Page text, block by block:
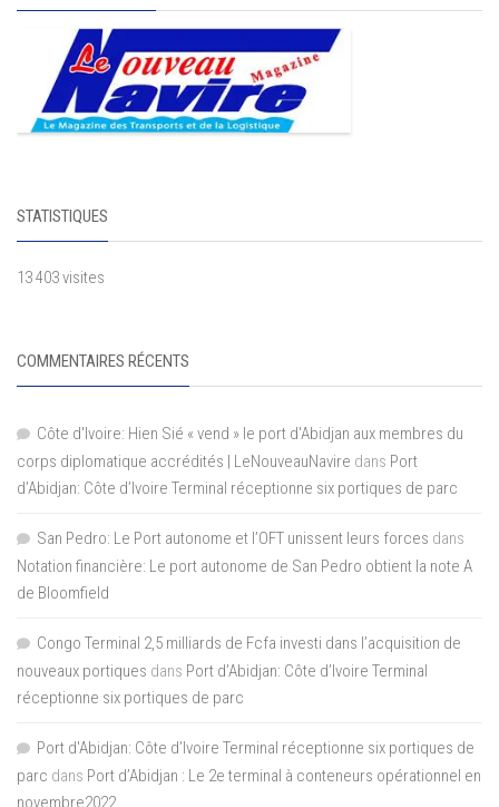
STATISTIQUES
13 403 visites
COMMENTAIRES RÉCENTS
Côte d'Ivoire: Hien Sié « vend » le port d'Abidjan aux membres du
corps diplomatique accrédités | LeNouveauNavire dans Port
d’Abidjan: Côte d’Ivoire Terminal réceptionne six portiques de parc
San Pedro: Le Port autonome et l’OFT unissent leurs forces dans
Notation financière: Le port autonome de San Pedro obtient la note A
de Bloomfield
Congo Terminal 2,5 milliards de Fcfa investi dans l’acquisition de
nouveaux portiques dans Port d’Abidjan: Côte d’Ivoire Terminal
réceptionne six portiques de parc
Port d'Abidjan: Côte d’Ivoire Terminal réceptionne six portiques de
parc dans Port d’Abidjan : Le 2e terminal à conteneurs opérationnel en
novembre2022